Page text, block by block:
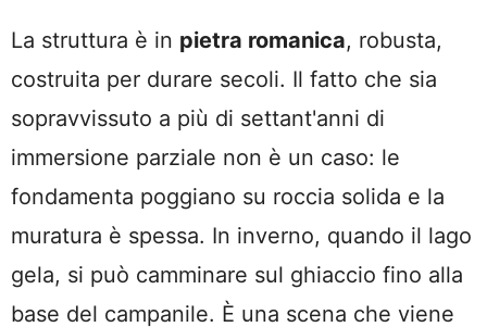
La struttura è in pietra romanica, robusta,
costruita per durare secoli. Il fatto che sia
sopravvissuto a più di settant'anni di
immersione parziale non è un caso: le
fondamenta poggiano su roccia solida e la
muratura è spessa. In inverno, quando il lago
gela, si può camminare sul ghiaccio fino alla
base del campanile. È una scena che viene